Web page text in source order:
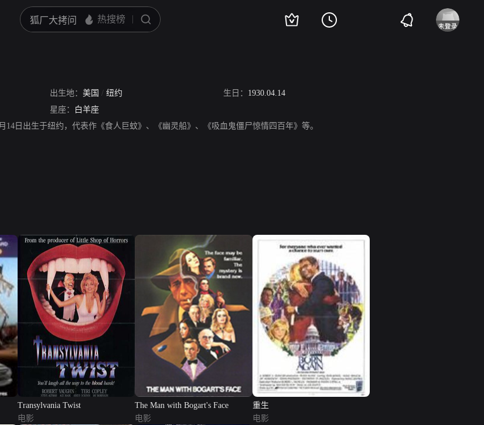
出生地： 美国 / 纽约 生日： 1930.04.14
星座：
白羊座
14日出生于纽约，代表作《食人巨蚊》、《幽灵船》、《吸血鬼僵尸惊情四百年》等。
Transylvania Twist
电影
The Man with Bogart's Face
电影
重生
电影